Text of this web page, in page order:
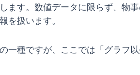
ます。数値データに限らず、物
を扱います。
一種ですが、ここでは「グラフ